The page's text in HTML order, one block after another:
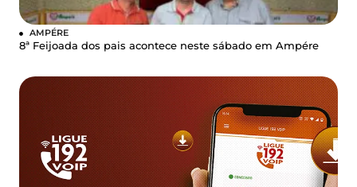
AMPÉRE
8ª Feijoada dos pais acontece neste sábado em Ampére